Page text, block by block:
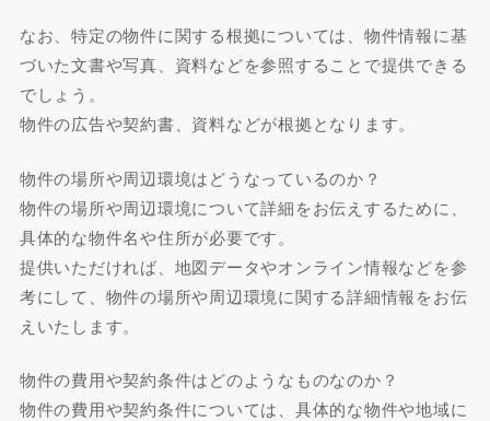
なお、特定の物件に関する根拠については、物件情報に基
づいた文書や写真、資料などを参照することで提供できる
でしょう。
物件の広告や契約書、資料などが根拠となります。
物件の場所や周辺環境はどうなっているのか？
物件の場所や周辺環境について詳細をお伝えするために、
具体的な物件名や住所が必要です。
提供いただければ、地図データやオンライン情報などを参
考にして、物件の場所や周辺環境に関する詳細情報をお伝
えいたします。
物件の費用や契約条件はどのようなものなのか？
物件の費用や契約条件については、具体的な物件や地域に